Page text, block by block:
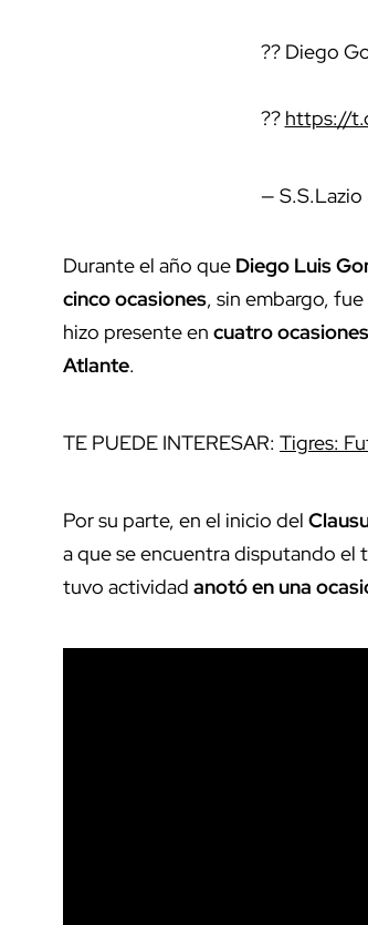
?? Diego
?? https://
—
Durante el año que Diego Luis
cinco ocasiones, sin embargo,
hizo presente en cuatro ocasiones
Atlante.
TE PUEDE INTERESAR: Tigres:
Por su parte, en el inicio del
a que se encuentra disputando el
tuvo actividad anotó en una